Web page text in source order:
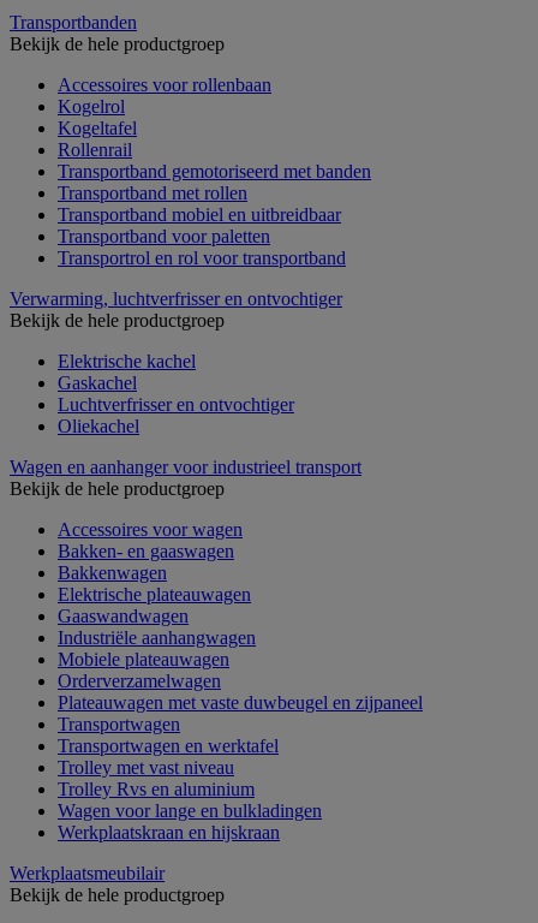
Transportbanden
Bekijk de hele productgroep
Accessoires voor rollenbaan
Kogelrol
Kogeltafel
Rollenrail
Transportband gemotoriseerd met banden
Transportband met rollen
Transportband mobiel en uitbreidbaar
Transportband voor paletten
Transportrol en rol voor transportband
Verwarming, luchtverfrisser en ontvochtiger
Bekijk de hele productgroep
Elektrische kachel
Gaskachel
Luchtverfrisser en ontvochtiger
Oliekachel
Wagen en aanhanger voor industrieel transport
Bekijk de hele productgroep
Accessoires voor wagen
Bakken- en gaaswagen
Bakkenwagen
Elektrische plateauwagen
Gaaswandwagen
Industriële aanhangwagen
Mobiele plateauwagen
Orderverzamelwagen
Plateauwagen met vaste duwbeugel en zijpaneel
Transportwagen
Transportwagen en werktafel
Trolley met vast niveau
Trolley Rvs en aluminium
Wagen voor lange en bulkladingen
Werkplaatskraan en hijskraan
Werkplaatsmeubilair
Bekijk de hele productgroep